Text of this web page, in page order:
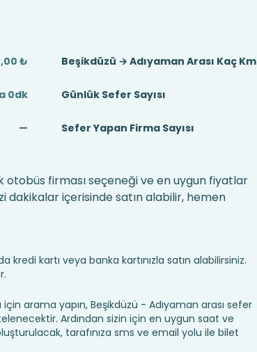
₺ Beşikdüzü → Adıyaman Arası Kaç Km
0dk Günlük Sefer Sayısı
— Sefer Yapan Firma Sayısı
otobüs firması seçeneği ve en uygun fiyatlar
dakikalar içerisinde satın alabilir, hemen
kartı veya banka kartınızla satın alabilirsiniz.
arama yapın, Beşikdüzü - Adıyaman arası sefer
Ardından sizin için en uygun saat ve
tarafınıza sms ve email yolu ile bilet